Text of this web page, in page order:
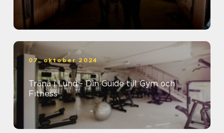
07. oktober 2024
Träna i Lund - Din Guide till Gym och
Fitness